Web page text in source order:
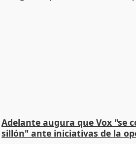
Adelante augura que Vox "se
sillón" ante iniciativas de la